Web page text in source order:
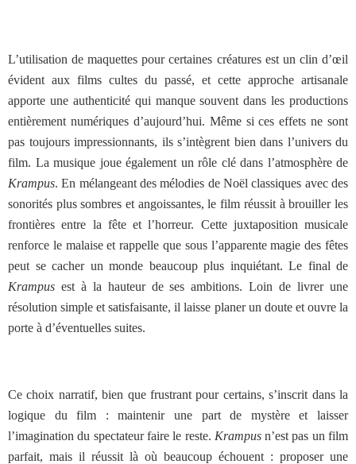
L’utilisation de maquettes pour certaines créatures est un clin d’œil
évident aux films cultes du passé, et cette approche artisanale
apporte une authenticité qui manque souvent dans les productions
entièrement numériques d’aujourd’hui. Même si ces effets ne sont
pas toujours impressionnants, ils s’intègrent bien dans l’univers du
film. La musique joue également un rôle clé dans l’atmosphère de
Krampus. En mélangeant des mélodies de Noël classiques avec des
sonorités plus sombres et angoissantes, le film réussit à brouiller les
frontières entre la fête et l’horreur. Cette juxtaposition musicale
renforce le malaise et rappelle que sous l’apparente magie des fêtes
peut se cacher un monde beaucoup plus inquiétant. Le final de
Krampus est à la hauteur de ses ambitions. Loin de livrer une
résolution simple et satisfaisante, il laisse planer un doute et ouvre la
porte à d’éventuelles suites.
Ce choix narratif, bien que frustrant pour certains, s’inscrit dans la
logique du film : maintenir une part de mystère et laisser
l’imagination du spectateur faire le reste. Krampusn’est pas un film
parfait, mais il réussit là où beaucoup échouent : proposer une